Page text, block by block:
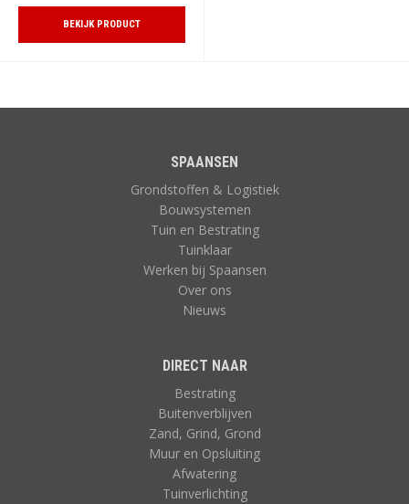
BEKIJK PRODUCT
SPAANSEN
Grondstoffen & Logistiek
Bouwsystemen
Tuin en Bestrating
Tuinklaar
Werken bij Spaansen
Over ons
Nieuws
DIRECT NAAR
Bestrating
Buitenverblijven
Zand, Grind, Grond
Muur en Opsluiting
Afwatering
Tuinverlichting